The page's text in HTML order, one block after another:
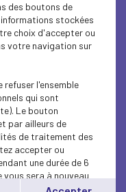
des boutons de
stockées
choix d'accepter ou
votre navigation sur
refuser l'ensemble
qui sont
Le bouton
par ailleurs de
de traitement des
accepter ou
une durée de 6
vous sera à nouveau